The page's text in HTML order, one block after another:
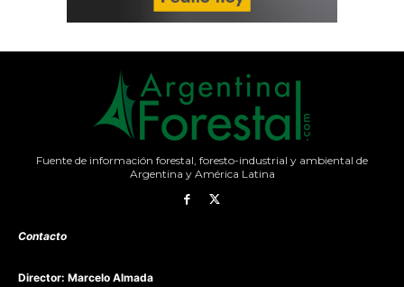
Fuente de información forestal, foresto-industrial y ambiental de
Argentina y América Latina
Contacto
Director: Marcelo Almada